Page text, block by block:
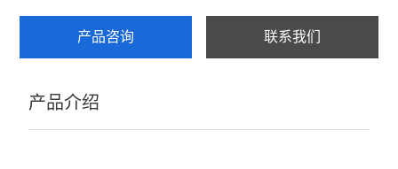
产品咨询 联系我们
产品介绍